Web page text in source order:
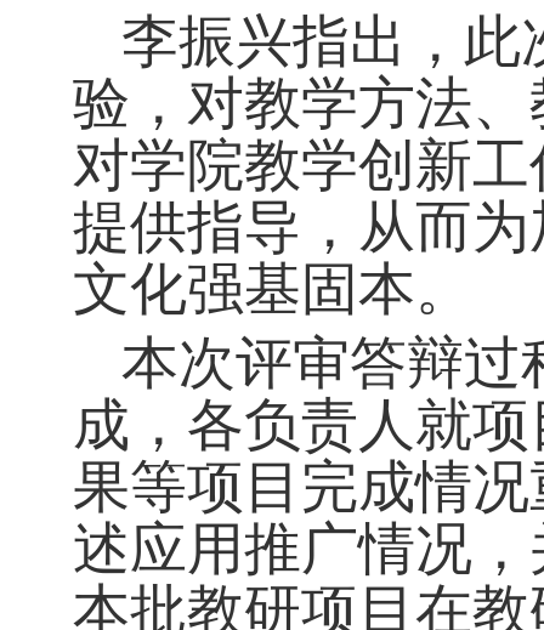
李振兴指出，此
验，对教学方法
对学院教学创新
提供指导，从而
文化强基固本。
本次评审答辩过
成，各负责人就
果等项目完成情
述应用推广情况
本批教研项目在